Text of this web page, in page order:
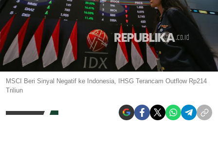
MSCI Beri Sinyal Negatif ke Indonesia, IHSG Terancam Outflow Rp214
Triliun